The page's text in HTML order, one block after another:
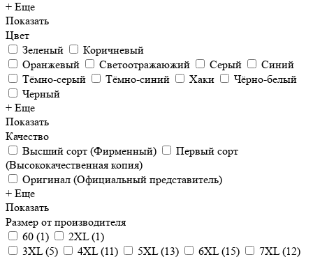
+ Еще
Показать
Цвет
Зеленый
Коричневый
Оранжевый
Светоотражаюжий Серый
Синий
Тёмно-серый
Тёмно-синий Хаки
Чёрно-белый
Черный
+ Еще
Показать
Качество
Высший сорт (Фирменный)
Первый сорт
(Высококачественная копия)
Оригинал (Официальный представитель)
+ Еще
Показать
Размер от производителя
60 (1) 2XL(1)
3XL(5) 4XL(11) 5XL(13) 6XL(15) 7XL(12)